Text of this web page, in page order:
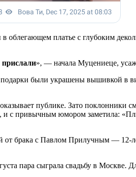
платье с глубоким
», — начала Муцениеце,
были украшены вышивкой в
публике. Зато поклонники
и с привычным юмором заметила:
от брака с Павлом Прилучным —
пара сыграла свадьбу в Москве.